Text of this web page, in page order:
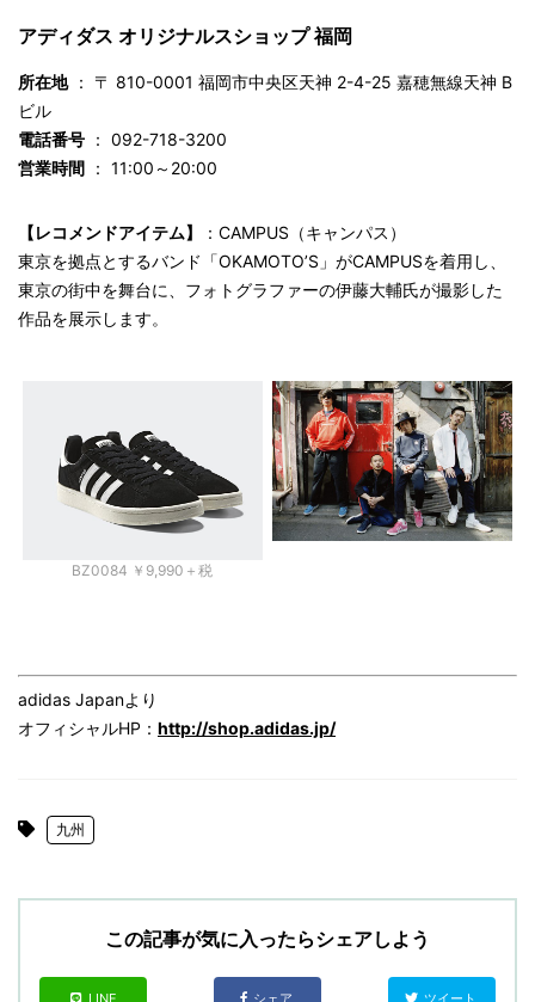
アディダス オリジナルスショップ 福岡
所在地： 〒 810-0001 福岡市中央区天神 2-4-25 嘉穂無線天神 B
ビル
電話番号 ： 092-718-3200
営業時間 ： 11:00～20:00
【レコメンドアイテム】
：CAMPUS（キャンパス）
東京を拠点とするバンド「OKAMOTO’S」がCAMPUSを着用し、
東京の街中を舞台に、フォトグラファーの伊藤大輔氏が撮影した
作品を展示します。
BZ0084 ￥9,990＋税
adidas Japanより
オフィシャルHP： http://shop.adidas.jp/
九州
この記事が気に入ったらシェアしよう